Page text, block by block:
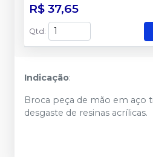
R$ 37,65
Qtd :
Indicação:
Broca peça de mão em aço
desgaste de resinas acrílicas.